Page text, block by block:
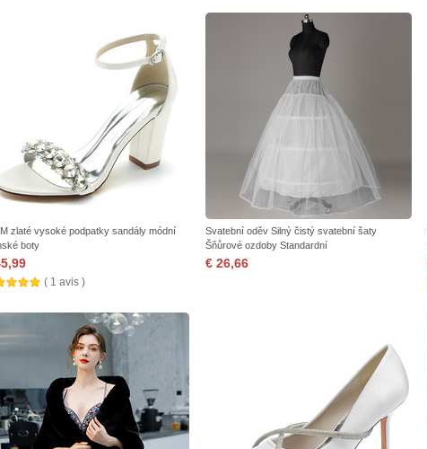
zlaté vysoké podpatky sandály módní
boty
( 1 avis )
Svatební oděv Silný čistý svatební šaty
Šňůrové ozdoby Standardní
€ 26,66